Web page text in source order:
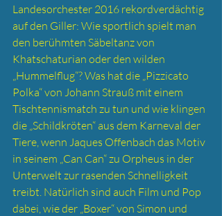
Landesorchester 2016 rekordverdächtig
auf den Giller: Wie sportlich spielt man
den berühmten Säbeltanz von
Khatschaturian oder den wilden
„Hummelflug“? Was hat die „Pizzicato
Polka“ von Johann Strauß mit einem
Tischtennismatch zu tun und wie klingen
die „Schildkröten“ aus dem Karneval der
Tiere, wenn Jaques Offenbach das Motiv
in seinem „Can Can“ zu Orpheus in der
Unterwelt zur rasenden Schnelligkeit
treibt. Natürlich sind auch Film und Pop
dabei, wie der „Boxer“ von Simon und